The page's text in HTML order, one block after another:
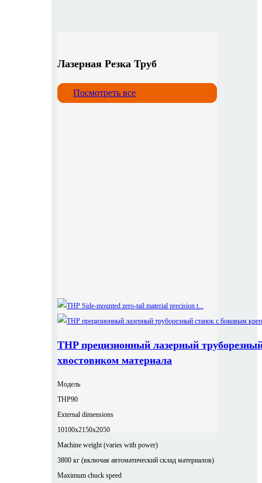
Лазерная Резка Труб
Посмотреть все
THP прецизионный лазерный
хвостовиком материала
Модель
THP90
External dimensions
10100x2150x2050
Machine weight (varies with power)
3800 кг (включая автоматический склад материалов)
Maximum chuck speed